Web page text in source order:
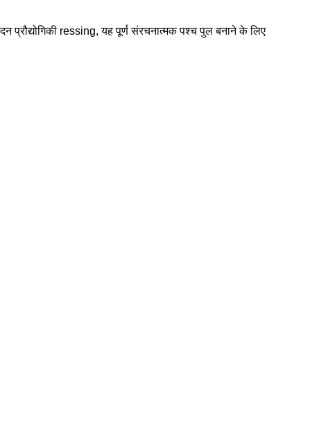
प्रौद्योगिकी ressing, यह पूर्ण संरचनात्मक पश्च पुल बनाने के लिए